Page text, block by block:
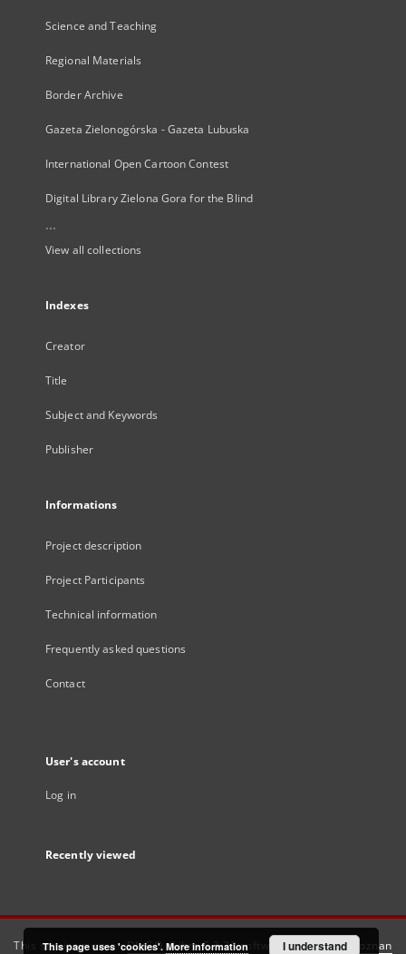
Science and Teaching
Regional Materials
Border Archive
Gazeta Zielonogórska - Gazeta Lubuska
International Open Cartoon Contest
Digital Library Zielona Gora for the Blind
...
View all collections
Indexes
Creator
Title
Subject and Keywords
Publisher
Informations
Project description
Project Participants
Technical information
Frequently asked questions
Contact
User's account
Log in
Recently viewed
This service runs onDInGO dLibra 6.3.21software created by Poznan
This page uses 'cookies'. More information I understand